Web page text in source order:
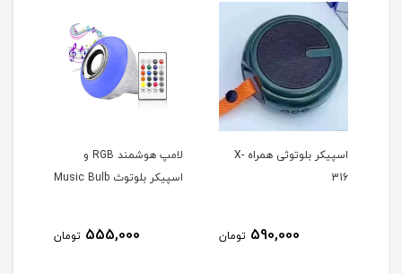
اسپیکر بلوتوثی همراه X-
316
590,000 تومان
لامپ هوشمند RGB و
اسپیکر بلوتوث Music Bulb
555,000 تومان